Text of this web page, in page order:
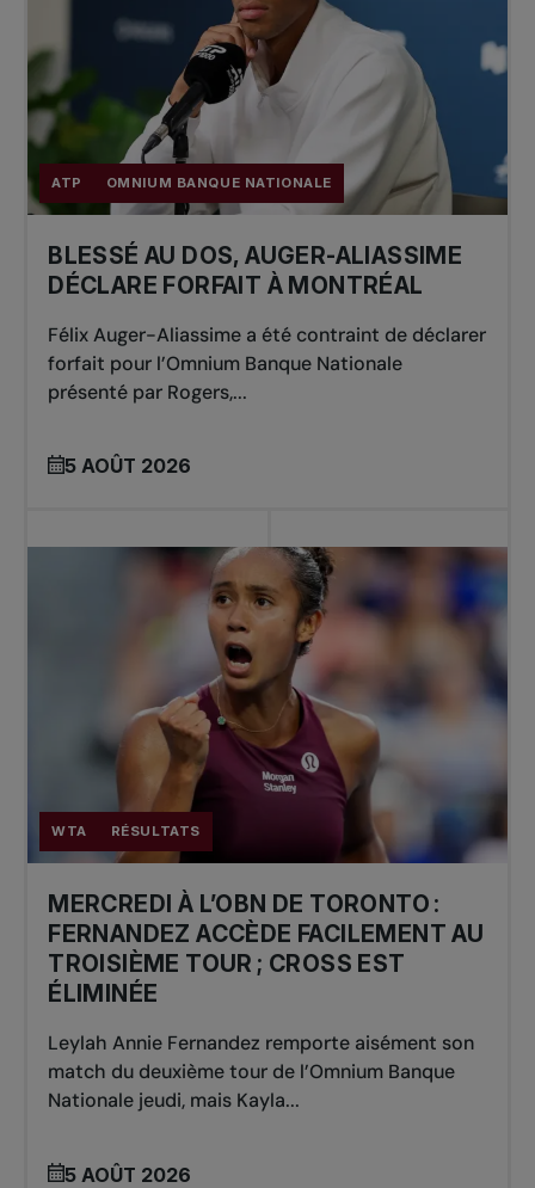
ATP OMNIUM BANQUE NATIONALE
BLESSÉ AU DOS, AUGER-ALIASSIME
DÉCLARE FORFAIT À MONTRÉAL
Félix Auger-Aliassime a été contraint de déclarer
forfait pour l’Omnium Banque Nationale
présenté par Rogers,...
5 AOÛT 2026
WTA RÉSULTATS
MERCREDI À L’OBN DE TORONTO :
FERNANDEZ ACCÈDE FACILEMENT AU
TROISIÈME TOUR ; CROSS EST
ÉLIMINÉE
Leylah Annie Fernandez remporte aisément son
match du deuxième tour de l’Omnium Banque
Nationale jeudi, mais Kayla...
5 AOÛT 2026